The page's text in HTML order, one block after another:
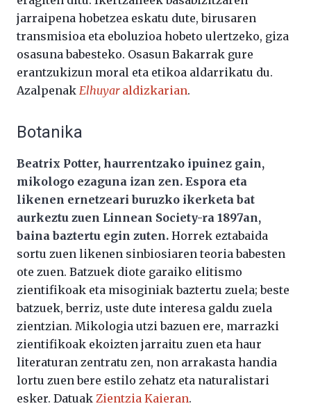
jarraipena hobetzea eskatu dute, birusaren
transmisioa eta eboluzioa hobeto ulertzeko, giza
osasuna babesteko. Osasun Bakarrak gure
erantzukizun moral eta etikoa aldarrikatu du.
Azalpenak Elhuyaraldizkarian.
Botanika
Beatrix Potter, haurrentzako ipuinez gain,
mikologo ezaguna izan zen. Espora eta
likenen ernetzeari buruzko ikerketa bat
aurkeztu zuen Linnean Society-ra 1897an,
baina baztertu egin zuten. Horrek eztabaida
sortu zuen likenen sinbiosiaren teoria babesten
ote zuen. Batzuek diote garaiko elitismo
zientifikoak eta misoginiak baztertu zuela; beste
batzuek, berriz, uste dute interesa galdu zuela
zientzian. Mikologia utzi bazuen ere, marrazki
zientifikoak ekoizten jarraitu zuen eta haur
literaturan zentratu zen, non arrakasta handia
lortu zuen bere estilo zehatz eta naturalistari
esker. Datuak Zientzia Kaieran.